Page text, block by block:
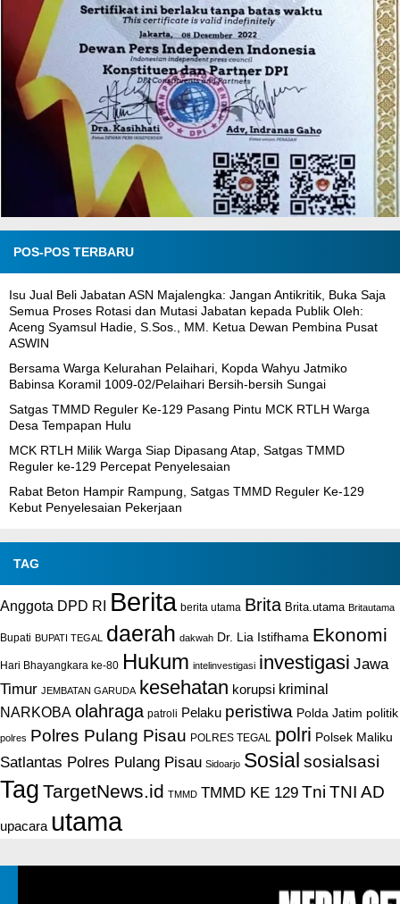
POS-POS TERBARU
Isu Jual Beli Jabatan ASN Majalengka: Jangan Antikritik, Buka Saja
Semua Proses Rotasi dan Mutasi Jabatan kepada Publik Oleh:
Aceng Syamsul Hadie, S.Sos., MM. Ketua Dewan Pembina Pusat
ASWIN
Bersama Warga Kelurahan Pelaihari, Kopda Wahyu Jatmiko
Babinsa Koramil 1009-02/Pelaihari Bersih-bersih Sungai
Satgas TMMD Reguler Ke-129 Pasang Pintu MCK RTLH Warga
Desa Tempapan Hulu
MCK RTLH Milik Warga Siap Dipasang Atap, Satgas TMMD
Reguler ke-129 Percepat Penyelesaian
Rabat Beton Hampir Rampung, Satgas TMMD Reguler Ke-129
Kebut Penyelesaian Pekerjaan
TAG
Anggota DPD RI Berita berita utama Brita Brita.utama Britautama
Bupati BUPATI TEGAL daerah dakwah Dr. Lia Istifhama Ekonomi
Hari Bhayangkara ke-80 Hukum intelinvestigasi investigasi Jawa
Timur JEMBATAN GARUDA kesehatan korupsi kriminal
NARKOBA olahraga patroli Pelaku peristiwa Polda Jatim politik
polres Polres Pulang Pisau POLRES TEGAL polri Polsek Maliku
Satlantas Polres Pulang Pisau Sidoarjo Sosial sosialsasi
Tag TargetNews.id TMMD TMMD KE 129 Tni TNI AD
upacara utama